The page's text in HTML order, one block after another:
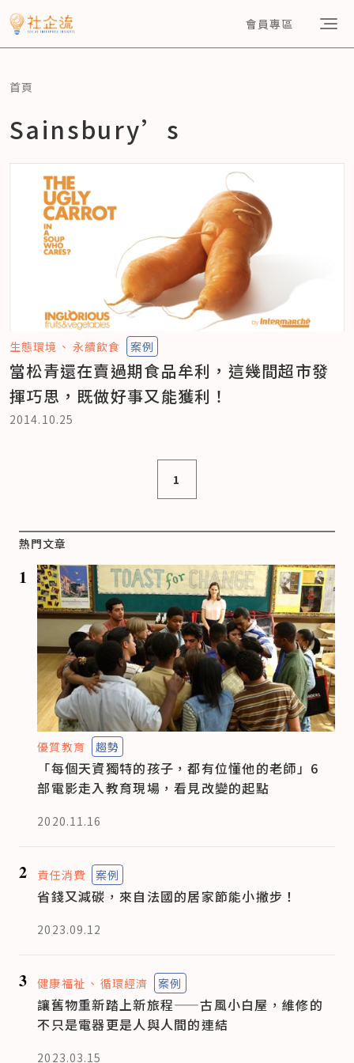
會員專區
首頁
Sainsbury’s
生態環境 永續飲食 案例
當松青還在賣過期食品牟利，這幾間超市發
揮巧思，既做好事又能獲利！
2014.10.25
1
熱門文章
1
優質教育 趨勢
「每個天資獨特的孩子，都有位懂他的老師」6
部電影走入教育現場，看見改變的起點
2020.11.16
2 責任消費 案例
省錢又減碳，來自法國的居家節能小撇步！
2023.09.12
3 健康福祉 循環經濟 案例
讓舊物重新踏上新旅程——古風小白屋，維修的
不只是電器更是人與人間的連結
2023.03.15